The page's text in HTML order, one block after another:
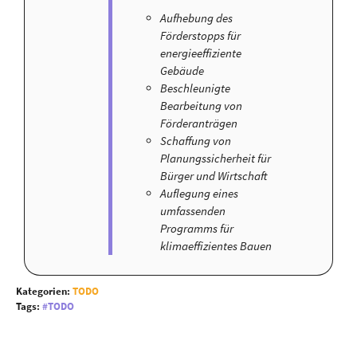
Aufhebung des
Förderstopps für
energieeffiziente
Gebäude
Beschleunigte
Bearbeitung von
Förderanträgen
Schaffung von
Planungssicherheit für
Bürger und Wirtschaft
Auflegung eines
umfassenden
Programms für
klimaeffizientes Bauen
Kategorien: TODO
Tags:
TODO